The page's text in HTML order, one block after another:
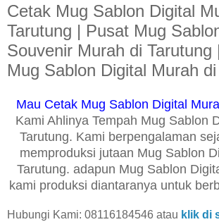
Cetak Mug Sablon Digital
Tarutung | Pusat Mug
Souvenir Murah di Tarutung
Mug Sablon Digital Murah
Mau Cetak Mug Sablon Digital
Kami Ahlinya Tempah Mug Sablon
Tarutung. Kami berpengalaman
memproduksi jutaan Mug Sablon
Tarutung. adapun Mug Sablon
kami produksi diantaranya untuk
Hubungi Kami: 08116184546 atau klik di